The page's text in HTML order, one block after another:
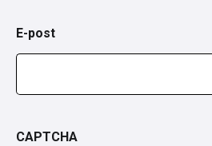
E-post
CAPTCHA